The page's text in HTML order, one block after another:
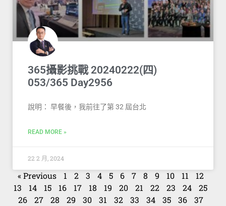
365攝影挑戰 20240222(四)
053/365 Day2956
說明： 早餐後，我前往了第 32 屆台北
READ MORE »
22 2 月, 2024
« Previous 1 2 3 4 5 6 7 8 9 10 11
12
13
14 15 16 17 18 19 20 21 22 23 24
25
26
27 28 29 30 31 32 33 34 35 36
37